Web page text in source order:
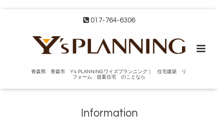
017-764-6306
青森県 青森市 Y's PLANNING ワイズプランニング｜ 住宅建築 リ
フォーム 提案住宅 のことなら
Information